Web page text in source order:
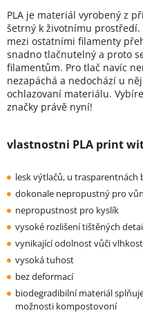
PLA je materiál vyrobený z
šetrný k životnímu prostředí.
mezi ostatními filamenty
snadno tlačnutelný a proto
filamentům. Pro tlač navíc
nezapáchá a nedochází u
ochlazovaní materiálu.
značky právě nyní!
vlastnostni PLA print
lesk výtlačů, u
dokonale nepropustný pro
nepropustnost pro kyslík
vysoké rozlišení tištěných
vynikající odolnost vůči
vysoká tuhost
bez deformací
biodegradibilní materiál
možnosti kompostovoní